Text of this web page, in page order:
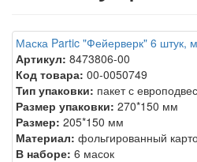
Маска Partic "Фейерверк" 6 штук,
Артикул: 8473806-00
Код товара: 00-0050749
Тип упаковки: пакет с
Размер упаковки: 270*150 мм
Размер: 205*150 мм
Материал: фольгированный
В наборе: 6 масок